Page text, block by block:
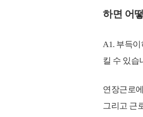
하면 어
A1. 부득
킬 수 있습
연장근로
그리고 근